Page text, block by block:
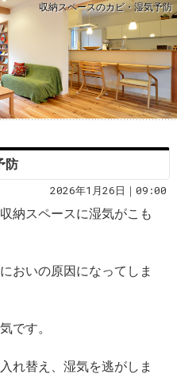
収納スペースのカビ・湿気予防
防
2026年1月26日｜09:00
納スペースに湿気がこも
おいの原因になってしま
です。
れ替え、湿気を逃がしま